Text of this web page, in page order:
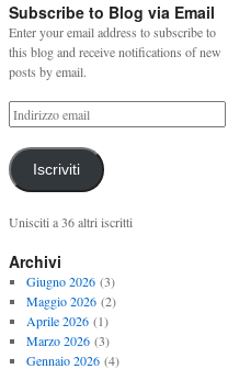
Subscribe to Blog via Email
Enter your email address to subscribe to
this blog and receive notifications of new
posts by email.
Iscriviti
Unisciti a 36 altri iscritti
Archivi
Giugno 2026(3)
Maggio 2026(2)
Aprile 2026(1)
Marzo 2026(3)
Gennaio 2026(4)